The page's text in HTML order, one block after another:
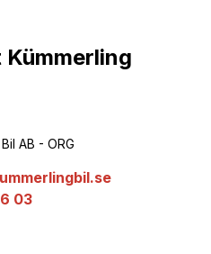
Kümmerling
AB - ORG
03